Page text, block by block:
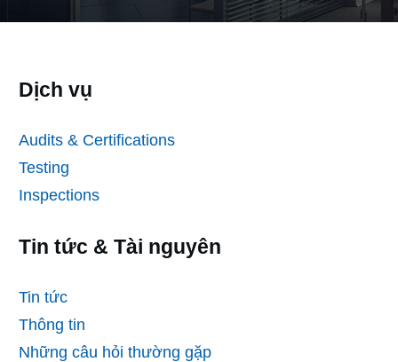
Dịch vụ
Audits & Certifications
Testing
Inspections
Tin tức & Tài nguyên
Tin tức
Thông tin
Những câu hỏi thường gặp